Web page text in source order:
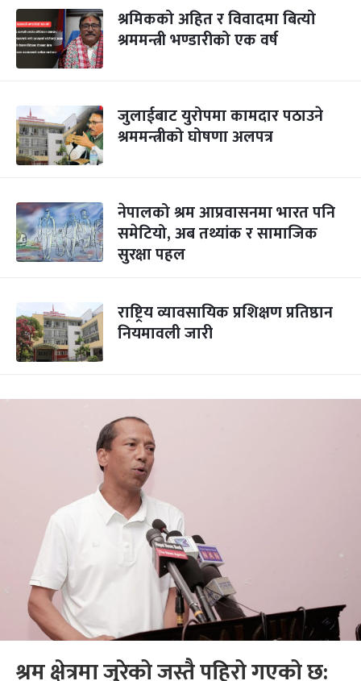
श्रमिकको अहित र विवादमा बित्यो
श्रममन्त्री भण्डारीको एक वर्ष
जुलाईबाट युरोपमा कामदार पठाउने
श्रममन्त्रीको घोषणा अलपत्र
नेपालको श्रम आप्रवासनमा भारत पनि
समेटियो, अब तथ्यांक र सामाजिक
सुरक्षा पहल
राष्ट्रिय व्यावसायिक प्रशिक्षण प्रतिष्ठान
नियमावली जारी
श्रम क्षेत्रमा जुरेको जस्तै पहिरो गएको छ: